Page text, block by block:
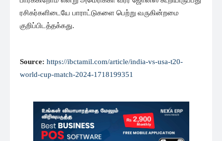
ரசிகர்களிடையே பாராட்டுகளை பெற்று வருகின்றமை
குறிப்பிடத்தக்கது.
Source: https://ibctamil.com/article/india-vs-usa-t20-
world-cup-match-2024-1718199351